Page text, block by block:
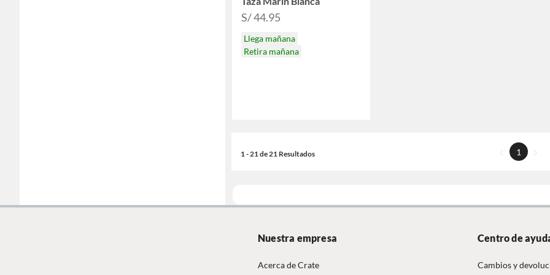
S/ 44.95
Llega mañana
Retira mañana
1 - 21 de 21 Resultados 1
Nuestra empresa
Acerca de Crate
Centro de
Cambios y